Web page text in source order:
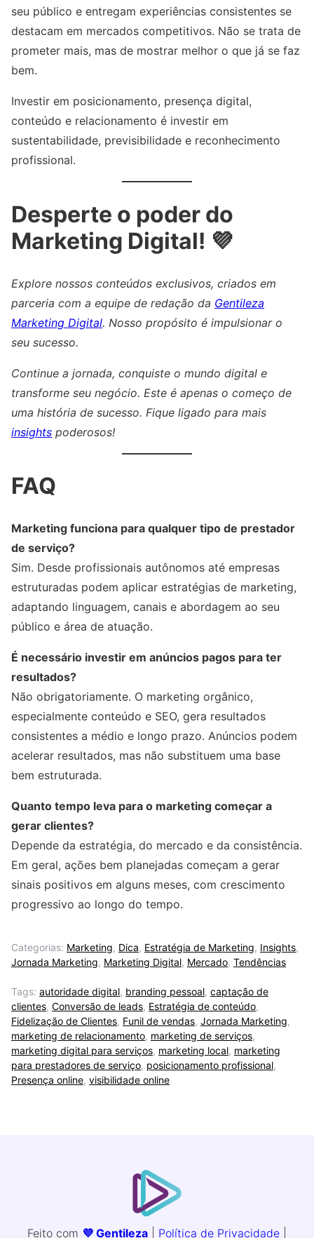
seu público e entregam experiências consistentes se
destacam em mercados competitivos. Não se trata de
prometer mais, mas de mostrar melhor o que já se faz
bem.
Investir em posicionamento, presença digital,
conteúdo e relacionamento é investir em
sustentabilidade, previsibilidade e reconhecimento
profissional.
Desperte o poder do
Marketing Digital! 💜
Explore nossos conteúdos exclusivos, criados em
parceria com a equipe de redação da Gentileza
Marketing Digital. Nosso propósito é impulsionar o
seu sucesso.
Continue a jornada, conquiste o mundo digital e
transforme seu negócio. Este é apenas o começo de
uma história de sucesso. Fique ligado para mais
insights poderosos!
FAQ
Marketing funciona para qualquer tipo de prestador
de serviço?
Sim. Desde profissionais autônomos até empresas
estruturadas podem aplicar estratégias de marketing,
adaptando linguagem, canais e abordagem ao seu
público e área de atuação.
É necessário investir em anúncios pagos para ter
resultados?
Não obrigatoriamente. O marketing orgânico,
especialmente conteúdo e SEO, gera resultados
consistentes a médio e longo prazo. Anúncios podem
acelerar resultados, mas não substituem uma base
bem estruturada.
Quanto tempo leva para o marketing começar a
gerar clientes?
Depende da estratégia, do mercado e da consistência.
Em geral, ações bem planejadas começam a gerar
sinais positivos em alguns meses, com crescimento
progressivo ao longo do tempo.
Categorias: Marketing, Dica, Estratégia de Marketing, Insights,
Jornada Marketing, Marketing Digital, Mercado, Tendências
Tags: autoridade digital, branding pessoal, captação de
clientes, Conversão de leads, Estratégia de conteúdo,
Fidelização de Clientes, Funil de vendas, Jornada Marketing,
marketing de relacionamento, marketing de serviços,
marketing digital para serviços, marketing local, marketing
para prestadores de serviço, posicionamento profissional,
Presença online, visibilidade online
Feito com 💜 Gentileza Política de Privacidade